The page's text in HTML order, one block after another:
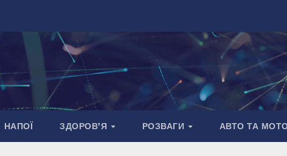
НАПОЇ ЗДОРОВ’Я РОЗВАГИ АВТО ТА